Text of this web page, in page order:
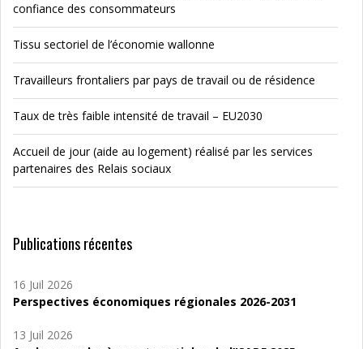
confiance des consommateurs
Tissu sectoriel de l’économie wallonne
Travailleurs frontaliers par pays de travail ou de résidence
Taux de très faible intensité de travail – EU2030
Accueil de jour (aide au logement) réalisé par les services
partenaires des Relais sociaux
Publications récentes
16 Juil 2026
Perspectives économiques régionales 2026-2031
13 Juil 2026